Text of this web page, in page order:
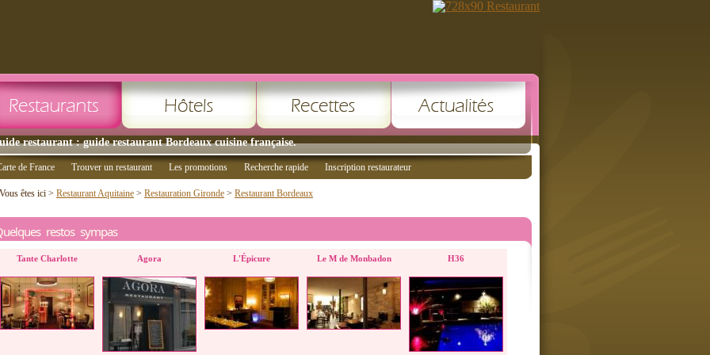
restaurant : guide restaurant Bordeaux cuisine française.
de France Trouver un restaurant Les promotions Recherche rapide Inscription restaurateur
Vous êtes ici > Restaurant Aquitaine > Restauration Gironde > Restaurant Bordeaux
restos sympas
Tante Charlotte Agora L'Épicure Le M de Monbadon H36